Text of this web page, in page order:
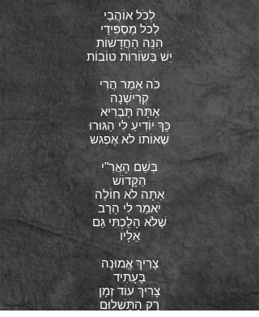
לְכֹל אוֹהֲבַי
לְכֹל מַסְפִּידַי
הִנֵּה הַחֲדָשׁוֹת
יֵשׁ בְּשׂוֹרוֹת טוֹבוֹת
כֹּה אָמַר הֲרִי
קְרִישְׁנָה
אַתָּה תַּבְרִיא
כָּךְ יוֹדִיעַ לִי הַגּוּרוּ
שֶׁאוֹתוֹ לֹא אֶפְגֹּש
בְּשֵׁם הָאֲרִ"י
הַקָּדוֹשׁ
אַתָּה לֹא חוֹלֶה
יֹאמַר לִי הָרַב
שֶׁלֹא הָלַכְתִּי גַּם
אֵלָיו
צָרִיךְ אֱמוּנָה
בָּעָתִיד
צָרִיךְ עוֹד זְמָן
רַק הַתַּשְׁלוּם